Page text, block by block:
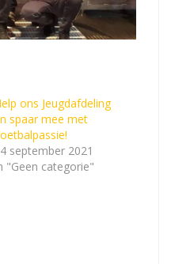
ons Jeugdafdeling
spaar mee met
september 2021
"Geen categorie"